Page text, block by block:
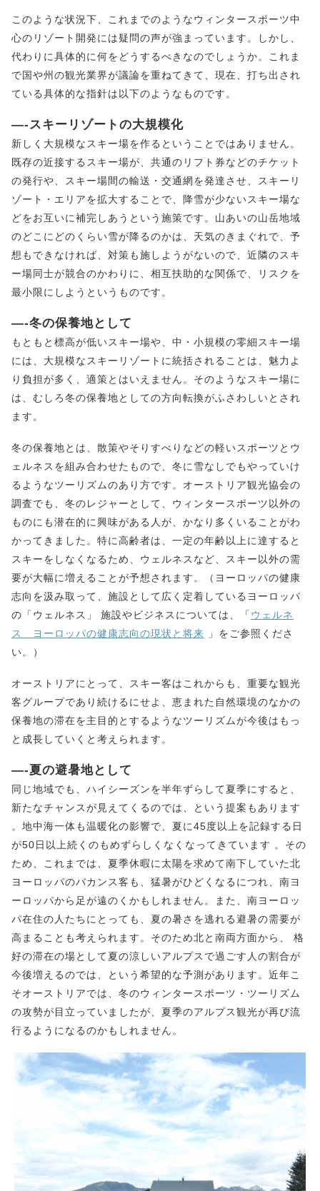
このような状況下、これまでのようなウィンタースポーツ中
心のリゾート開発には疑問の声が強まっています。しかし、
代わりに具体的に何をどうするべきなのでしょうか。これま
で国や州の観光業界が議論を重ねてきて、現在、打ち出され
ている具体的な指針は以下のようなものです。
—-スキーリゾートの大規模化
新しく大規模なスキー場を作るということではありません。
既存の近接するスキー場が、共通のリフト券などのチケット
の発行や、スキー場間の輸送・交通網を発達させ、スキーリ
ゾート・エリアを拡大することで、降雪が少ないスキー場な
どをお互いに補完しあうという施策です。山あいの山岳地域
のどこにどのくらい雪が降るのかは、天気のきまぐれで、予
想もできなければ、対策も施しようがないので、近隣のスキ
ー場同士が競合のかわりに、相互扶助的な関係で、リスクを
最小限にしようというものです。
—-冬の保養地として
もともと標高が低いスキー場や、中・小規模の零細スキー場
には、大規模なスキーリゾートに統括されることは、魅力よ
り負担が多く、適策とはいえません。そのようなスキー場に
は、むしろ冬の保養地としての方向転換がふさわしいとされ
ます。
冬の保養地とは、散策やそりすべりなどの軽いスポーツとウ
ェルネスを組み合わせたもので、冬に雪なしでもやっていけ
るようなツーリズムのあり方です。オーストリア観光協会の
調査でも、冬のレジャーとして、ウィンタースポーツ以外の
ものにも潜在的に興味がある人が、かなり多くいることがわ
かってきました。特に高齢者は、一定の年齢以上に達すると
スキーをしなくなるため、ウェルネスなど、スキー以外の需
要が大幅に増えることが予想されます。（ヨーロッパの健康
志向を汲み取って、施設として広く定着しているヨーロッパ
の「ウェルネス」 施設やビジネスについては、「ウェルネ
ス ヨーロッパの健康志向の現状と将来 」をご参照くださ
い。）
オーストリアにとって、スキー客はこれからも、重要な観光
客グループであり続けるにせよ、恵まれた自然環境のなかの
保養地の滞在を主目的とするようなツーリズムが今後はもっ
と成長していくと考えられます。
—-夏の避暑地として
同じ地域でも、ハイシーズンを半年ずらして夏季にすると、
新たなチャンスが見えてくるのでは、という提案もあります
。地中海一体も温暖化の影響で、夏に45度以上を記録する日
が50日以上続くのもめずらしくなくなってきています 。その
ため、これまでは、夏季休暇に太陽を求めて南下していた北
ヨーロッパのバカンス客も、猛暑がひどくなるにつれ、南ヨ
ーロッパから足が遠のくかもしれません。また、南ヨーロッ
パ在住の人たちにとっても、夏の暑さを逃れる避暑の需要が
高まることも考えられます。そのため北と南両方面から、 格
好の滞在の場として夏の涼しいアルプスで過ごす人の割合が
今後増えるのでは、という希望的な予測があります。近年こ
そオーストリアでは、冬のウィンタースポーツ・ツーリズム
の攻勢が目立っていましたが、夏季のアルプス観光が再び流
行るようになるのかもしれません。